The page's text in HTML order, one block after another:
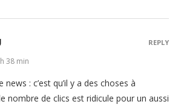
38 min
: c’est qu’il y a des choses à
nombre de clics est ridicule pour un aussi
REPLY